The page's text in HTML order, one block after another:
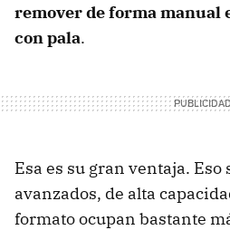
remover de forma manual
con pala.
Esa es su gran ventaja. Eso
avanzados, de alta
formato ocupan bastante